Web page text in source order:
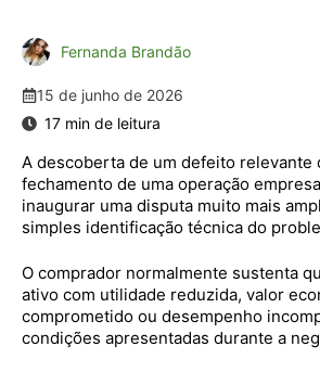
Fernanda Brandão
15 de junho de 2026
A descoberta de um defeito relevante
fechamento de uma operação
inaugurar uma disputa muito mais
simples identificação técnica do
O comprador normalmente sustenta
ativo com utilidade reduzida, valor
comprometido ou desempenho
condições apresentadas durante a